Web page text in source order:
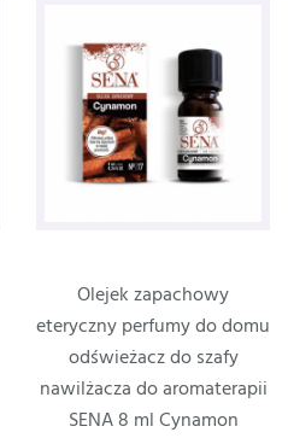
Olejek zapachowy
eteryczny perfumy do domu
odświeżacz do szafy
nawilżacza do aromaterapii
SENA 8 ml Cynamon